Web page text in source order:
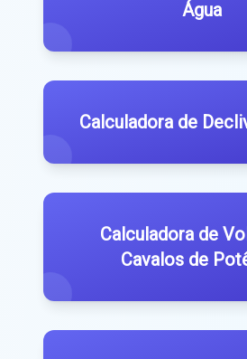
Água
Calculadora de
Calculadora de
Cavalos de